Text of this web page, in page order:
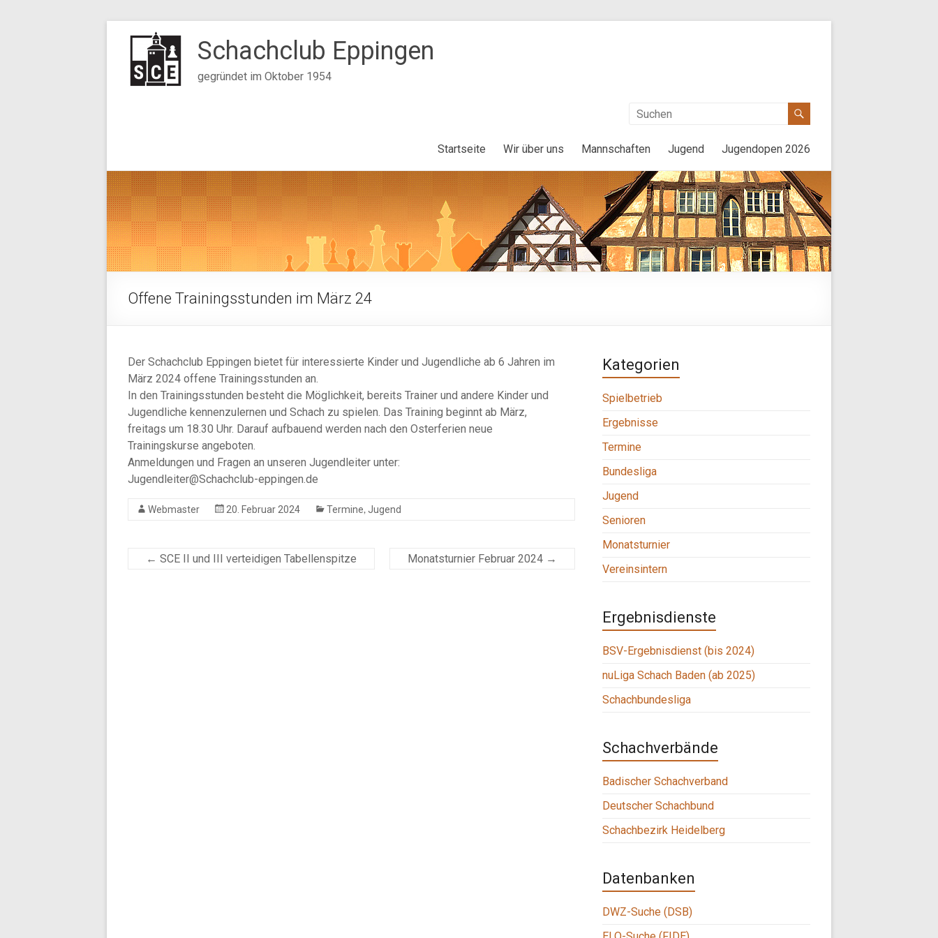
Inhalt
springen
Schachclub Eppingen
gegründet im Oktober 1954
Startseite Wir über uns Mannschaften Jugend Jugendopen 2026
Offene Trainingsstunden im März 24
Der Schachclub Eppingen bietet für interessierte Kinder und Jugendliche ab 6 Jahren im
März 2024 offene Trainingsstunden an.
In den Trainingsstunden besteht die Möglichkeit, bereits Trainer und andere Kinder und
Jugendliche kennenzulernen und Schach zu spielen. Das Training beginnt ab März,
freitags um 18.30 Uhr. Darauf aufbauend werden nach den Osterferien neue
Trainingskurse angeboten.
Anmeldungen und Fragen an unseren Jugendleiter unter:
Jugendleiter@Schachclub-eppingen.de
Webmaster 20. Februar 2024 Termine, Jugend
← SCE II und III verteidigen Tabellenspitze Monatsturnier Februar 2024 →
Kategorien
Spielbetrieb
Ergebnisse
Termine
Bundesliga
Jugend
Senioren
Monatsturnier
Vereinsintern
Ergebnisdienste
BSV-Ergebnisdienst (bis 2024)
nuLiga Schach Baden (ab 2025)
Schachbundesliga
Schachverbände
Badischer Schachverband
Deutscher Schachbund
Schachbezirk Heidelberg
Datenbanken
DWZ-Suche (DSB)